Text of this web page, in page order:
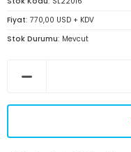
Fiyat 770,00 USD + KDV
Stok Durumu Mevcut